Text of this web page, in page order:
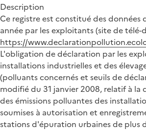
Description
Ce registre est constitué des données
année par les exploitants (site de télé-
https://
L'obligation de déclaration par les
installations industrielles et des
(polluants concernés et seuils de
modifié du 31 janvier 2008, relatif à la
des émissions polluantes des
soumises à autorisation et
stations d'épuration urbaines de plus